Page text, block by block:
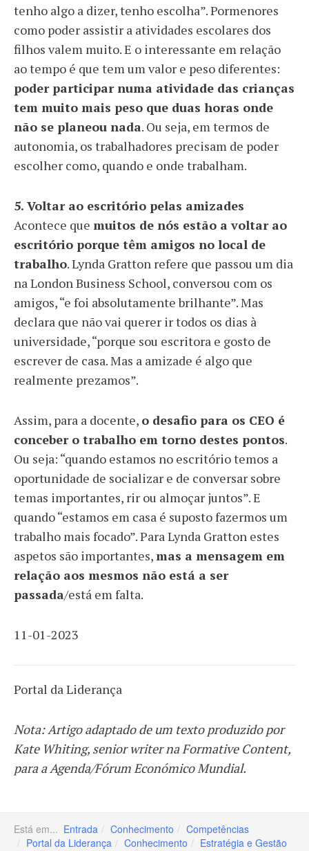
tenho algo a dizer, tenho escolha”. Pormenores
como poder assistir a atividades escolares dos
filhos valem muito. E o interessante em relação
ao tempo é que tem um valor e peso diferentes:
poder participar numa atividade das crianças
tem muito mais peso que duas horas onde
não se planeou nada. Ou seja, em termos de
autonomia, os trabalhadores precisam de poder
escolher como, quando e onde trabalham.
5. Voltar ao escritório pelas amizades
Acontece que muitos de nós estão a voltar ao
escritório porque têm amigos no local de
trabalho. Lynda Gratton refere que passou um dia
na London Business School, conversou com os
amigos, “e foi absolutamente brilhante”. Mas
declara que não vai querer ir todos os dias à
universidade, “porque sou escritora e gosto de
escrever de casa. Mas a amizade é algo que
realmente prezamos”.
Assim, para a docente, o desafio para os CEO é
conceber o trabalho em torno destes pontos.
Ou seja: “quando estamos no escritório temos a
oportunidade de socializar e de conversar sobre
temas importantes, rir ou almoçar juntos”. E
quando “estamos em casa é suposto fazermos um
trabalho mais focado”. Para Lynda Gratton estes
aspetos são importantes,mas a mensagem em
relação aos mesmos não está a ser
passada/está em falta.
11-01-2023
Portal da Liderança
Nota: Artigo adaptado de um texto produzido por
Kate Whiting, senior writer na Formative Content,
para a Agenda/Fórum Económico Mundial.
Está em... Entrada Conhecimento
Competências
Portal da Liderança
Conhecimento
Estratégia e Gestão